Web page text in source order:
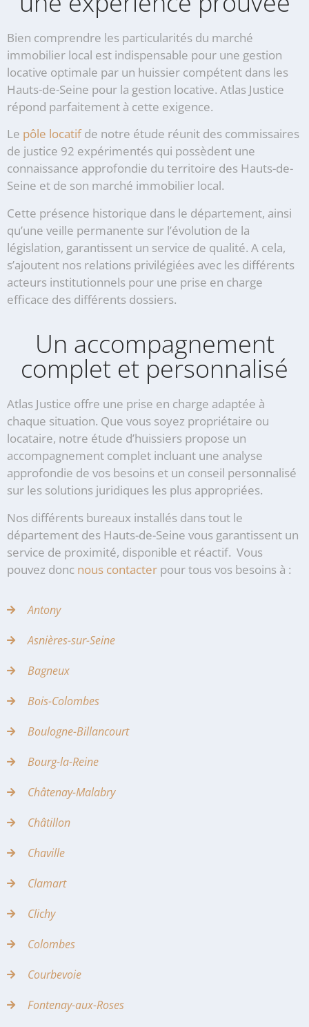
Bien comprendre les particularités du marché
immobilier local est indispensable pour une gestion
locative optimale par un huissier compétent dans les
Hauts-de-Seine pour la gestion locative. Atlas Justice
répond parfaitement à cette exigence.
Le pôle locatifde notre étude réunit des commissaires
de justice 92 expérimentés qui possèdent une
connaissance approfondie du territoire des Hauts-de-
Seine et de son marché immobilier local.
Cette présence historique dans le département, ainsi
qu’une veille permanente sur l’évolution de la
législation, garantissent un service de qualité. A cela,
s’ajoutent nos relations privilégiées avec les différents
acteurs institutionnels pour une prise en charge
efficace des différents dossiers.
Un accompagnement
complet et personnalisé
Atlas Justice offre une prise en charge adaptée à
chaque situation. Que vous soyez propriétaire ou
locataire, notre étude d’huissiers propose un
accompagnement complet incluant une analyse
approfondie de vos besoins et un conseil personnalisé
sur les solutions juridiques les plus appropriées.
Nos différents bureaux installés dans tout le
département des Hauts-de-Seine vous garantissent un
service de proximité, disponible et réactif. Vous
pouvez donc nous contacter pour tous vos besoins à :
Antony
Asnières-sur-Seine
Bagneux
Bois-Colombes
Boulogne-Billancourt
Bourg-la-Reine
Châtenay-Malabry
Châtillon
Chaville
Clamart
Clichy
Colombes
Courbevoie
Fontenay-aux-Roses